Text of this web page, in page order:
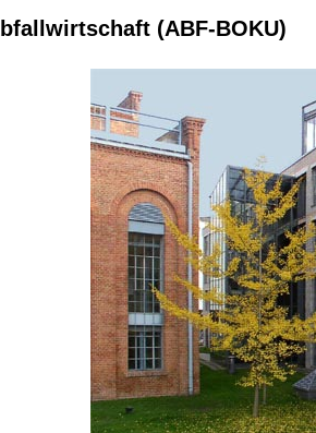
(ABF-BOKU)